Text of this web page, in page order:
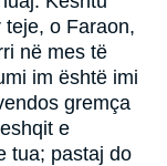
o Faraon,
në mes të
im është imi
gremça
e
tua; pastaj do